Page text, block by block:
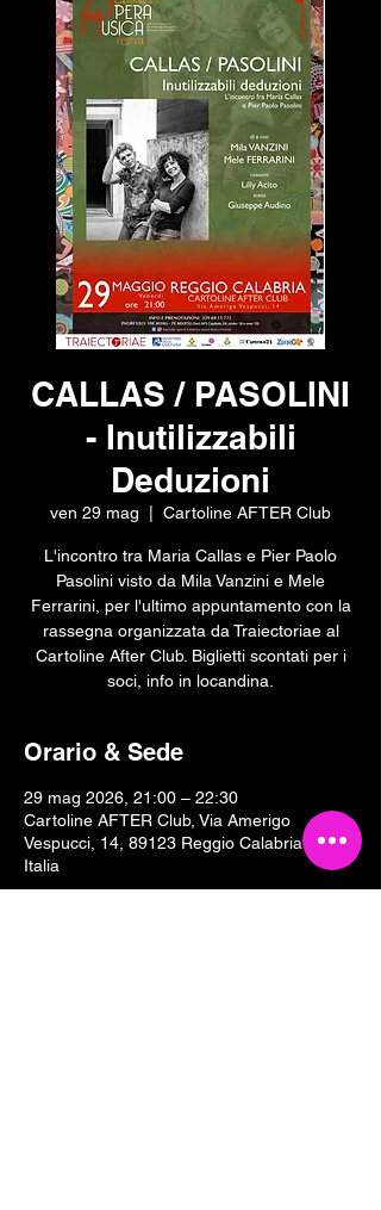
CALLAS / PASOLINI
- Inutilizzabili
Deduzioni
ven 29 mag Cartoline AFTER Club
L'incontro tra Maria Callas e Pier Paolo
Pasolini visto da Mila Vanzini e Mele
Ferrarini, per l'ultimo appuntamento con la
rassegna organizzata da Traiectoriae al
Cartoline After Club. Biglietti scontati per i
soci, info in locandina.
Orario & Sede
29 mag 2026, 21:00 – 22:30
Cartoline AFTER Club, Via Amerigo
Vespucci, 14, 89123 Reggio Calabria RC,
Italia